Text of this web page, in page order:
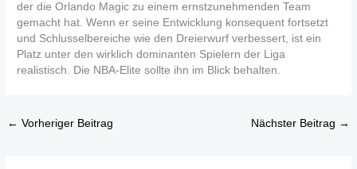
der die Orlando Magic zu einem ernstzunehmenden Team
gemacht hat. Wenn er seine Entwicklung konsequent fortsetzt
und Schlusselbereiche wie den Dreierwurf verbessert, ist ein
Platz unter den wirklich dominanten Spielern der Liga
realistisch. Die NBA-Elite sollte ihn im Blick behalten.
← Vorheriger Beitrag Nächster Beitrag →